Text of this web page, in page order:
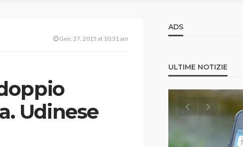
Gen. 27, 2015 at 10:31 am
Udinese
ADS
ULTIME NOTIZIE